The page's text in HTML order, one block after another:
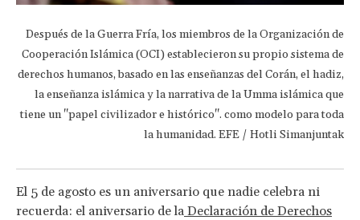
Después de la Guerra Fría, los miembros de la Organización de
Cooperación Islámica (OCI) establecieron su propio sistema de
derechos humanos, basado en las enseñanzas del Corán, el hadiz,
la enseñanza islámica y la narrativa de la Umma islámica que
tiene un "papel civilizador e histórico". como modelo para toda
la humanidad. EFE / Hotli Simanjuntak
El 5 de agosto es un aniversario que nadie celebra ni
recuerda: el aniversario de la Declaración de Derechos